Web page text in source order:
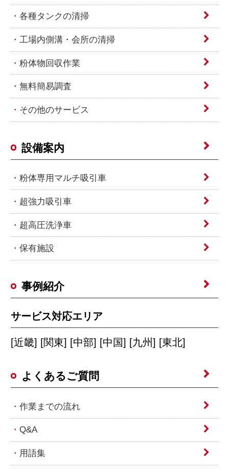
各種タンクの清掃
工場内側溝・会所の清掃
粉体物回収作業
無料簡易調査
その他のサービス
設備案内
粉体専用マルチ吸引車
超強力吸引車
超高圧洗浄車
保有施設
事例紹介
サービス対応エリア
[近畿] [関東] [中部] [中国] [九州] [東北]
よくあるご質問
作業までの流れ
Q&A
用語集